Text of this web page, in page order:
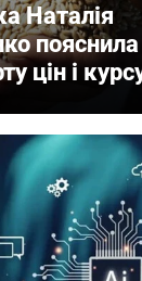
Наталія
цін і